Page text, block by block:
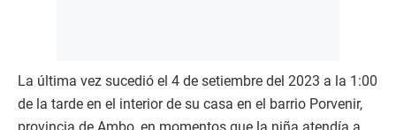
La última vez sucedió el 4 de setiembre del 2023 a la 1:00
de la tarde en el interior de su casa en el barrio Porvenir,
provincia de Ambo, en momentos que la niña atendía a